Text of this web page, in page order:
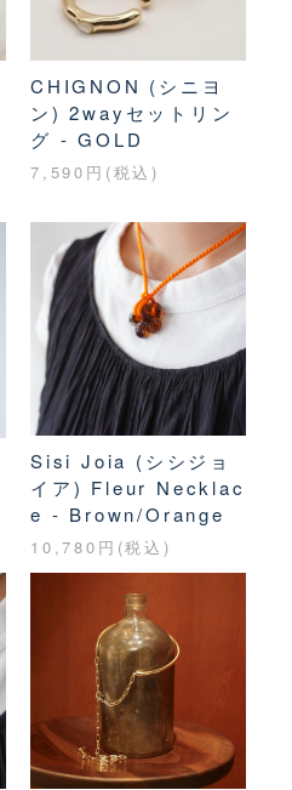
CHIGNON (シニヨ
ン) 2wayセットリン
グ - GOLD
7,590円(税込)
Sisi Joia (シシジョ
イア) Fleur Necklac
e - Brown/Orange
10,780円(税込)